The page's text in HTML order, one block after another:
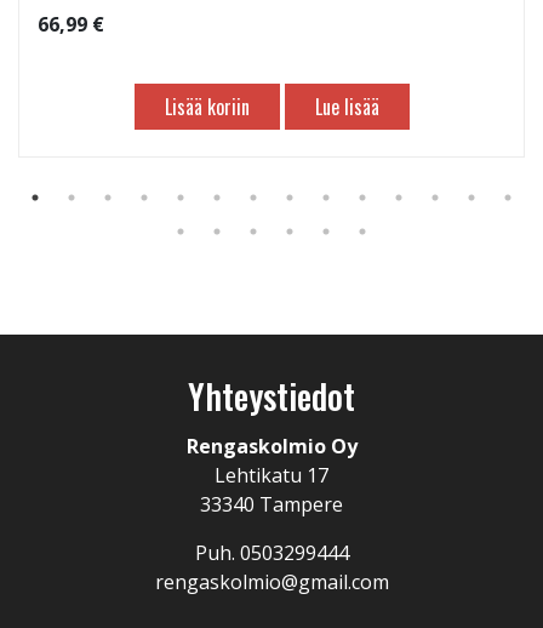
66,99 €
Lisää koriin Lue lisää
Yhteystiedot
Rengaskolmio Oy
Lehtikatu 17
33340 Tampere
Puh. 0503299444
rengaskolmio@gmail.com